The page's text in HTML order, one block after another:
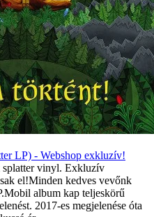
LP) - Webshop exkluzív!
splatter vinyl. Exkluzív
el!Minden kedves vevőnk
album kap teljeskörű
2017-es megjelenése óta